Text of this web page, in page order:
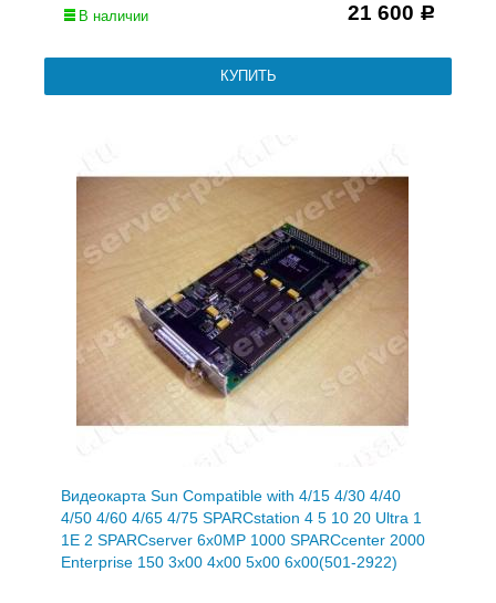
В наличии 21 600 Р
Видеокарта Sun Compatible with 4/15 4/30 4/40
4/50 4/60 4/65 4/75 SPARCstation 4 5 10 20 Ultra 1
1E 2 SPARCserver 6x0MP 1000 SPARCcenter 2000
Enterprise 150 3x00 4x00 5x00 6x00(501-2922)